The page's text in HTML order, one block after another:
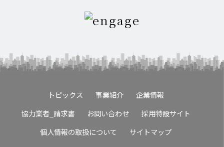
トピックス 事業紹介
企業情報
協力業者_請求書
お問い合わせ
採用特設サイト
個人情報の取扱について
サイトマップ